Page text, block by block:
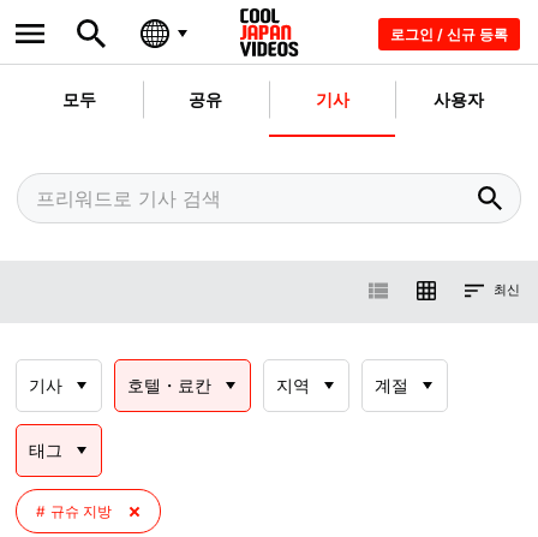
로그인 / 신규 등록
모두 공유 기사 사용자
최신
기사 호텔・료칸 지역 계절
태그
규슈 지방